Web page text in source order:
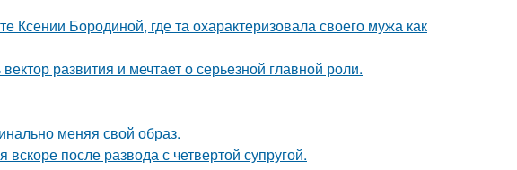
Ксении Бородиной, где та охарактеризовала своего мужа как
развития и мечтает о серьезной главной роли.
меняя свой образ.
после развода с четвертой супругой.